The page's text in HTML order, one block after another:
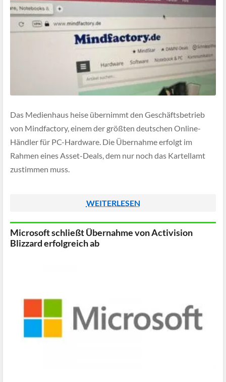
Das Medienhaus heise übernimmt den Geschäftsbetrieb
von Mindfactory, einem der größten deutschen Online-
Händler für PC-Hardware. Die Übernahme erfolgt im
Rahmen eines Asset-Deals, dem nur noch das Kartellamt
zustimmen muss.
WEITERLESEN
Microsoft schließt Übernahme von Activision
Blizzard erfolgreich ab